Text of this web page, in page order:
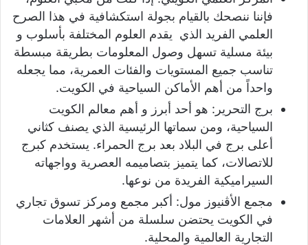
فإننا ننصحك بالقيام بجولة استكشافية في هذا الصرح
العلمي الفريد الذي يقدم العلوم المختلفة بأسلوب و
بيئة مسلية تسهل وصول المعلومات بطريقة مبسطة
تناسب جميع المستويات والفئات العمرية، مما يجعله
واحداً من أهم الأماكن السياحية في الكويت.
برج التحرير: هو أحد أبرز و أهم معالم الكويت
السياحية، ومن سماتها الرئيسية الذي يصنف كثاني
أعلى برج في البلاد بعد برج الحمراء. يستخدم كبرج
للاتصالات، كما يتميز بتصاميمه العصرية وواجهاته
السيراميكية الفريدة من نوعها.
مجمع الأڤنيوز مول: أكبر مجمع ومركز تسوق تجاري
في الكويت يحتضن سلسلة من أشهر العلامات
التجارية العالمية والمحلية.